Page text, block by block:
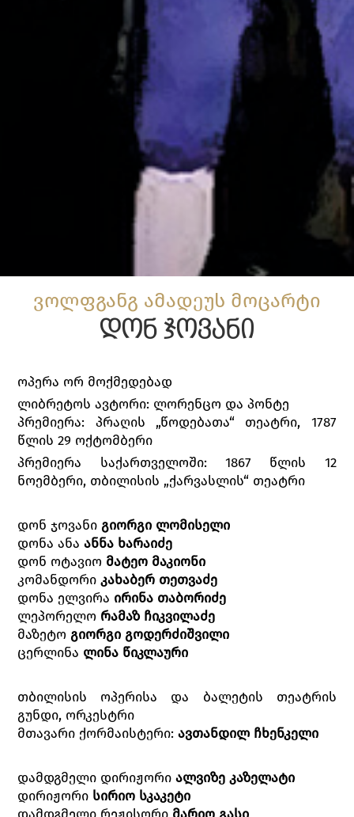
ვოლფგანგ ამადეუს მოცარტი
დონ ჯოვანი
ოპერა ორ მოქმედებად
ლიბრეტოს ავტორი: ლორენცო და პონტე
პრემიერა: პრაღის „წოდებათა“ თეატრი, 1787
წლის 29 ოქტომბერი
პრემიერა საქართველოში: 1867 წლის 12
ნოემბერი, თბილისის „ქარვასლის“ თეატრი
დონ ჯოვანი გიორგი ლომისელი
დონა ანაანნა ხარაიძე
დონ ოტავიო მატეო მაკიონი
კომანდორიკახაბერ თეთვაძე
დონა ელვირა ირინა თაბორიძე
ლეპორელო რამაზ ჩიკვილაძე
მაზეტო გიორგი გოდერძიშვილი
ცერლინა ლინა წიკლაური
თბილისის ოპერისა და ბალეტის თეატრის
გუნდი, ორკესტრი
მთავარი ქორმაისტერი: ავთანდილ ჩხენკელი
დამდგმელი დირიჟორიალვიზე კაზელატი
დირიჟორი სირიო სკაკეტი
დამდგმელი რეჟისორი მარიო გასი